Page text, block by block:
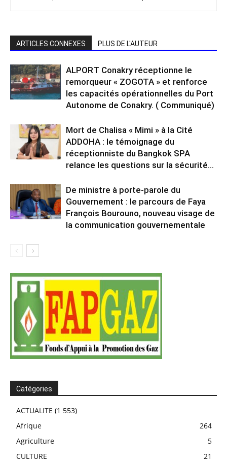
ARTICLES CONNEXES PLUS DE L'AUTEUR
ALPORT Conakry réceptionne le
remorqueur « ZOGOTA » et renforce
les capacités opérationnelles du Port
Autonome de Conakry. ( Communiqué)
Mort de Chalisa « Mimi » à la Cité
ADDOHA : le témoignage du
réceptionniste du Bangkok SPA
relance les questions sur la sécurité...
De ministre à porte-parole du
Gouvernement : le parcours de Faya
François Bourouno, nouveau visage de
la communication gouvernementale
Catégories
ACTUALITE (1 553)
Afrique
264
Agriculture
5
CULTURE
21